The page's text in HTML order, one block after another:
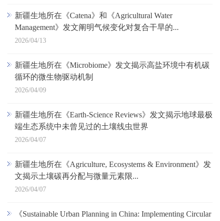
新疆生地所在《Catena》和《Agricultural Water
Management》发文阐明气候变化对复合干旱的...
2026/04/13
新疆生地所在《Microbiome》发文揭示高盐环境中有机碳
循环的微生物驱动机制
2026/04/09
新疆生地所在《Earth-Science Reviews》发文揭示地球最极
端生态系统中未曾见过的土壤线虫世界
2026/04/07
新疆生地所在《Agriculture, Ecosystems & Environment》发
文揭示土壤碳再分配与微量元素限...
2026/04/07
《Sustainable Urban Planning in China: Implementing Circular